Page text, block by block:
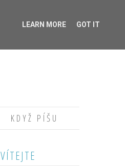
KDYŽ PÍŠU
VÍTEJTE
LEARN MORE GOT IT